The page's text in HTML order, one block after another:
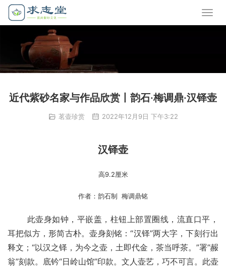
近代紫砂名家与作品欣赏丨韵石·梅调鼎·汉铎壶
茗壶珍赏 2022年12月9日 下午3:22
汉铎壶
高9.2厘米
作者：韵石制  梅调鼎铭
此壶身如钟，平嵌盖，柱钮上部置圈线，流直口平，
耳把似方，形简古朴。壶身刻铭：“汉铎”两大字，下刻行出
释文；“以汉之铎，为今之壶，土即代金，茶当呼茶。”署”赧
翁”刻款。底钤“日岭山馆”印款。文人壶艺，巧不可言。此壶